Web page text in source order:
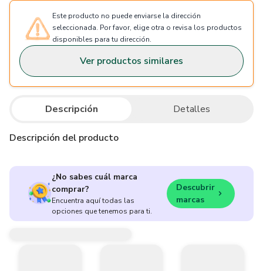
Este producto no puede enviarse la dirección
seleccionada. Por favor, elige otra o revisa los productos
disponibles para tu dirección.
Ver productos similares
Descripción Detalles
Descripción del producto
¿No sabes cuál marca
comprar?
Encuentra aquí todas las
opciones que tenemos para ti.
Descubrir
marcas